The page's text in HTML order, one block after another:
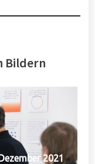
Bildern
2021